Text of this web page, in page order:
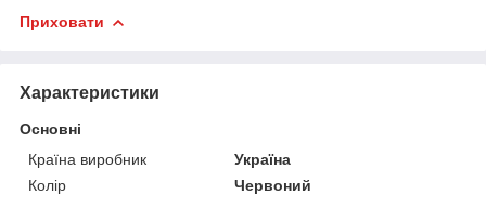
Приховати
Характеристики
Основні
Країна виробник
Україна
Колір
Червоний